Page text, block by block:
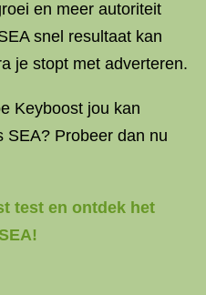
en meer autoriteit
snel resultaat kan
je stopt met adverteren.
Keyboost jou kan
SEA? Probeer dan nu
test en ontdek het